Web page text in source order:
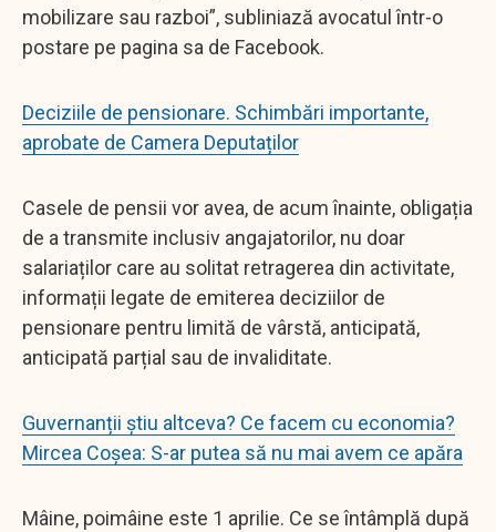
mobilizare sau razboi”, subliniază avocatul într-o
postare pe pagina sa de Facebook.
Deciziile de pensionare. Schimbări importante,
aprobate de Camera Deputaților
Casele de pensii vor avea, de acum înainte, obligația
de a transmite inclusiv angajatorilor, nu doar
salariaților care au solitat retragerea din activitate,
informații legate de emiterea deciziilor de
pensionare pentru limită de vârstă, anticipată,
anticipată parțial sau de invaliditate.
Guvernanții știu altceva? Ce facem cu economia?
Mircea Coșea: S-ar putea să nu mai avem ce apăra
Mâine, poimâine este 1 aprilie. Ce se întâmplă după